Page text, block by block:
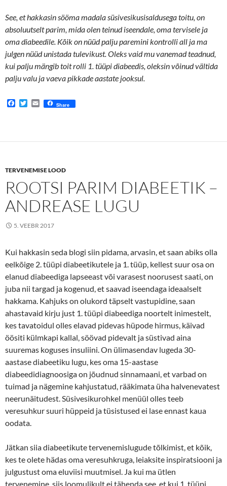
See, et hakkasin sööma madala süsivesikusisaldusega toitu, on
absoluutselt parim, mida olen teinud iseendale, oma tervisele ja
oma diabeedile. Kõik on nüüd palju paremini kontrolli all ja ma
julgen nüüd unistada tulevikust. Oleks vaid mu vanemad teadnud,
kui palju mängib toit rolli 1. tüüpi diabeedis, oleksin võinud vältida
palju valu ja vaeva pikkade aastate jooksul.
F
o
T
e
E
m
Share
TERVENEMISE LOOD
ROOTSI PARIM DIABEETIK –
ANDREASE LUGU
5. VEEBR 2017
Kui hakkasin seda blogi siin pidama, arvasin, et saan abiks olla
eelkõige 2. tüüpi diabeetikutele ja 1. tüüp, kellest suur osa on
elanud diabeediga lapseeast või varasest noorusest saati, on
juba nii targad ja kogenud, et saavad iseendaga ideaalselt
hakkama. Kahjuks on olukord täpselt vastupidine, saan
ahastavaid kirju just 1. tüüpi diabeediga noortelt inimestelt,
kes tavatoidul olles elavad pidevas hüpode hirmus, käivad
öösiti külmkapi kallal, söövad pidevalt ja süstivad aina
suuremas koguses insuliini. On ülimasendav lugeda 30-
aastase diabeetiku lugu, kes oma 15-aastase
diabeedidiagnoosiga on jõudnud sinnamaani, et varbad on
tuimad ja nägemine kahjustatud, rääkimata üha halvenevatest
neerunäitudest. Süsivesikurohkel menüül olles teeb
veresuhkur suuri hüppeid ja tüsistused ei lase ennast kaua
oodata.
Jätkan siia diabeetikute tervenemislugude tõlkimist, et kõik,
kes te olete hädas oma veresuhkruga, leiaksite inspiratsiooni ja
julgustust oma eluviisi muutmisel. Ja kui ma ütlen
tervenemine, siis loomulikult ei tähenda see, et kui 1. tüüpi